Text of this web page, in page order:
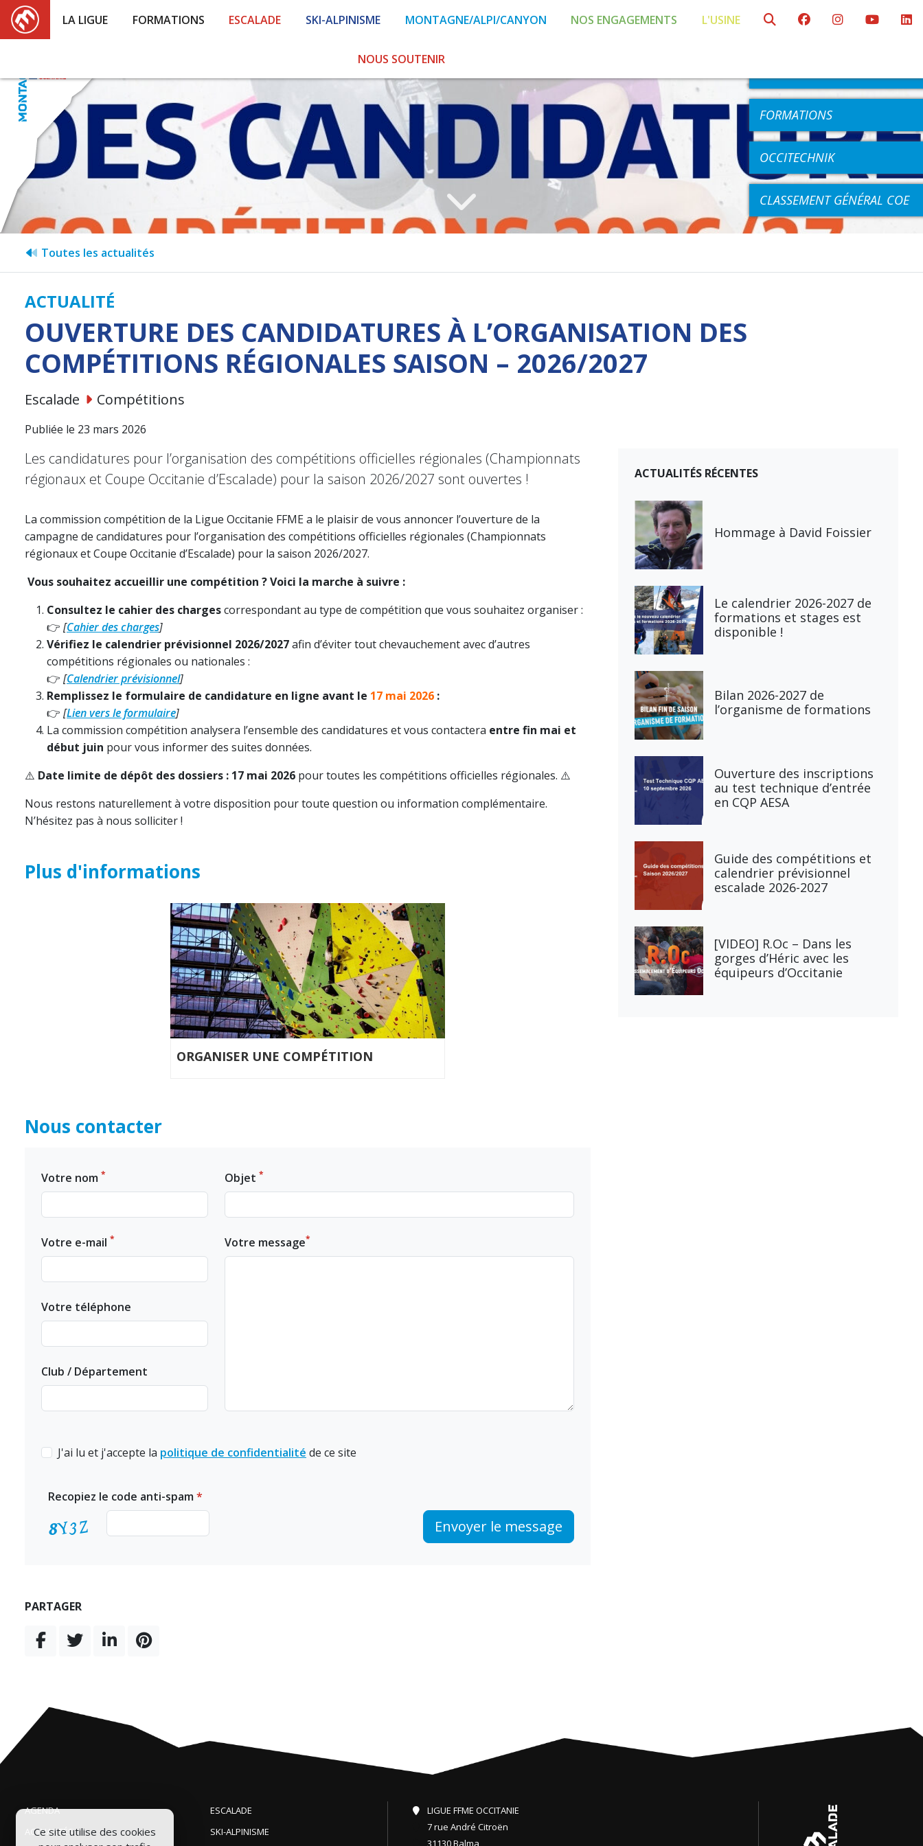
LA LIGUE FORMATIONS ESCALADE SKI-ALPINISME MONTAGNE/ALPI/CANYON NOS ENGAGEMENTS L'USINE
NOUS SOUTENIR
AGENDA
FORMATIONS
OCCITECHNIK
CLASSEMENT GÉNÉRAL COE
Toutes les actualités
ACTUALITÉ
OUVERTURE DES CANDIDATURES À L’ORGANISATION DES
COMPÉTITIONS RÉGIONALES SAISON – 2026/2027
Escalade Compétitions
Publiée le 23 mars 2026
Les candidatures pour l’organisation des compétitions officielles régionales (Championnats
régionaux et Coupe Occitanie d’Escalade) pour la saison 2026/2027 sont ouvertes !
La commission compétition de la Ligue Occitanie FFME a le plaisir de vous annoncer l’ouverture de la
campagne de candidatures pour l’organisation des compétitions officielles régionales (Championnats
régionaux et Coupe Occitanie d’Escalade) pour la saison 2026/2027.
Vous souhaitez accueillir une compétition ? Voici la marche à suivre :
Consultez le cahier des chargescorrespondant au type de compétition que vous souhaitez organiser :
👉 [Cahier des charges]
Vérifiez le calendrier prévisionnel 2026/2027afin d’éviter tout chevauchement avec d’autres
compétitions régionales ou nationales :
👉 [Calendrier prévisionnel]
Remplissez le formulaire de candidature en ligne avant le 17 mai 2026 :
👉 [Lien vers le formulaire]
La commission compétition analysera l’ensemble des candidatures et vous contactera entre fin mai et
début juin pour vous informer des suites données.
⚠️ Date limite de dépôt des dossiers : 17 mai 2026 pour toutes les compétitions officielles régionales. ⚠️
Nous restons naturellement à votre disposition pour toute question ou information complémentaire.
N’hésitez pas à nous solliciter !
Plus d'informations
ORGANISER UNE COMPÉTITION
Nous contacter
Votre nom *
Votre e-mail *
Votre téléphone
Club / Département
Objet *
Votre message*
J'ai lu et j'accepte la politique de confidentialité de ce site
Recopiez le code anti-spam*
Envoyer le message
PARTAGER
ACTUALITÉS RÉCENTES
Hommage à David Foissier
Le calendrier 2026-2027 de
formations et stages est
disponible !
Bilan 2026-2027 de
l’organisme de formations
Ouverture des inscriptions
au test technique d’entrée
en CQP AESA
Guide des compétitions et
calendrier prévisionnel
escalade 2026-2027
[VIDEO] R.Oc – Dans les
gorges d’Héric avec les
équipeurs d’Occitanie
AGENDA
ACTUALITÉS
ESCALADE
SKI-ALPINISME
LIGUE FFME OCCITANIE
7 rue André Citroën
31130 Balma
Ce site utilise des cookies